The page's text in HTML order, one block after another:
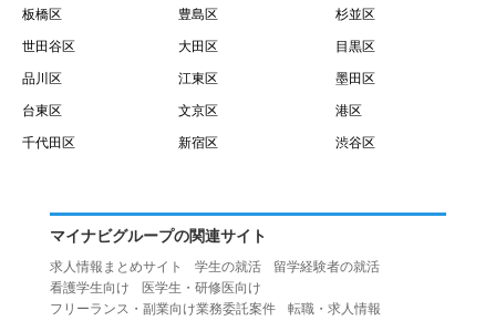
１２.「キャンセル」とは、賃貸借契約締結後から契約期間
開始日前までに、利用者が賃貸借契約を解除することを意
味します。
１３.「中途解約」とは、賃貸借契約期間の途中で、利用者
１.利用者は、本サービスを利用する上で次の各号に定める
とします。
（１）重複、虚偽の情報、または自己以外の情報を登録す
板橋区 豊島区 杉並区
世田谷区 大田区 目黒区
品川区 江東区 墨田区
台東区 文京区 港区
千代田区 新宿区 渋谷区
マイナビグループの関連サイト
求人情報まとめサイト 学生の就活
留学経験者の就活
看護学生向け
医学生・研修医向け
フリーランス・副業向け業務委託案件
転職・求人情報